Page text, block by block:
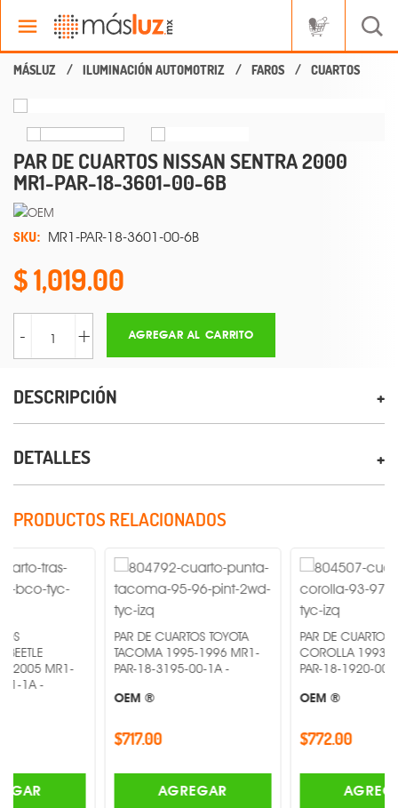
ILUMINACIÓN AUTOMOTRIZ FAROS CUARTOS
PAR DE CUARTOS NISSAN SENTRA 2000
MR1-PAR-18-3601-00-6B
SKU: MR1-PAR-18-3601-00-6B
1,019.00
- + AGREGAR AL CARRITO
DESCRIPCIÓN
DETALLES
PRODUCTOS RELACIONADOS
PAR DE CUARTOS TOYOTA
TACOMA 1995-1996 MR1-
PAR-18-3195-00-1A -
AGREGAR
PAR DE CUARTOS TOYOTA
COROLLA 1993-1997 MR1-
PAR-18-1920-00-1A -
AGREGAR